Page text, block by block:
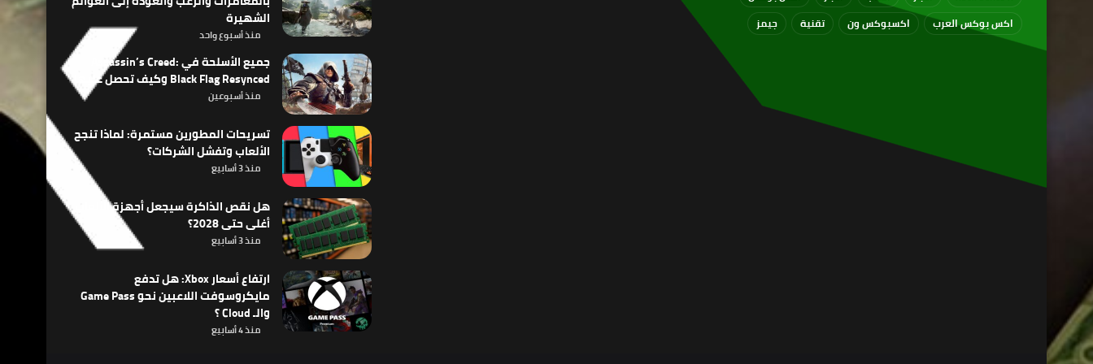
اكس بوكس العرب
اكسبوكس ون تقنية جيمز
الشهيرة
منذ أسبوع واحد
جميع الأسلحة في Assassin’s Creed:
Black Flag Resynced وكيف تحصل عليها
منذ أسبوعين
تسريحات المطورين مستمرة: لماذا تنجح
الألعاب وتفشل الشركات؟
منذ 3 أسابيع
هل نقص الذاكرة سيجعل أجهزة الألعاب
أغلى حتى 2028؟
منذ 3 أسابيع
ارتفاع أسعار Xbox: هل تدفع
مايكروسوفت اللاعبين نحو Game Pass
والـ Cloud ؟
منذ 4 أسابيع